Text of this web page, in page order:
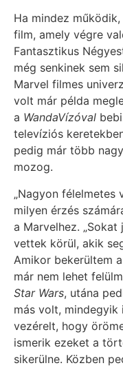
Ha mindez
film, amely végre
Fantasztikus
még senkinek sem
Marvel filmes
volt már példa
a WandaVízóval
televíziós
pedig már több
mozog.
„Nagyon félelmetes
milyen érzés
a Marvelhez.
vettek körül, akik
Amikor bekerültem a
már nem lehet
Star Wars, utána
más volt, mindegyik
vezérelt, hogy
ismerik ezeket a
sikerülne. Közben